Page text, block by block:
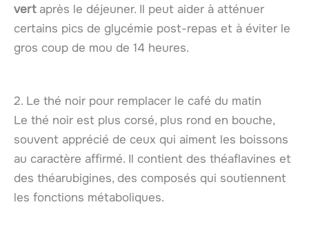
vertaprès le déjeuner. Il peut aider à atténuer
certains pics de glycémie post-repas et à éviter le
gros coup de mou de 14 heures.
2. Le thé noir pour remplacer le café du matin
Le thé noir est plus corsé, plus rond en bouche,
souvent apprécié de ceux qui aiment les boissons
au caractère affirmé. Il contient des théaflavines et
des théarubigines, des composés qui soutiennent
les fonctions métaboliques.